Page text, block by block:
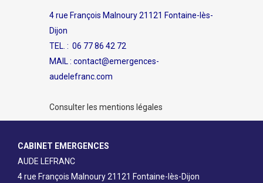
4 rue François Malnoury 21121 Fontaine-lès-
Dijon
TEL. : 06 77 86 42 72
MAIL : contact@emergences-
audelefranc.com
Consulter les mentions légales
CABINET EMERGENCES
AUDE LEFRANC
4 rue François Malnoury 21121 Fontaine-lès-Dijon